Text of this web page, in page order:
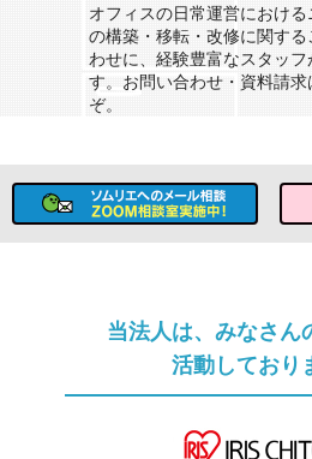
オフィスの日常運営におけ
の構築・移転・改修に関す
わせに、経験豊富なスタッフ
す。お問い合わせ・資料請求
ぞ。
当法人は、みなさん
活動しており